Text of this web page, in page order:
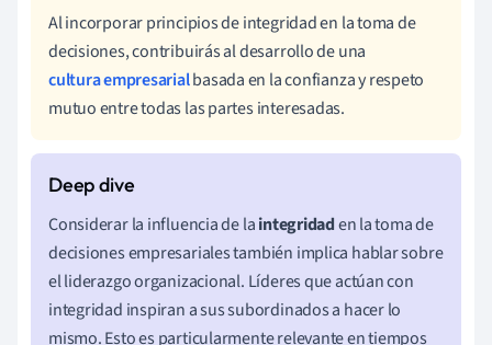
Al incorporar principios de integridad en la toma de
decisiones, contribuirás al desarrollo de una
cultura empresarialbasada en la confianza y respeto
mutuo entre todas las partes interesadas.
Considerar la influencia de laintegridaden la toma de
decisiones empresariales también implica hablar sobre
el liderazgo organizacional. Líderes que actúan con
integridad inspiran a sus subordinados a hacer lo
mismo. Esto es particularmente relevante en tiempos